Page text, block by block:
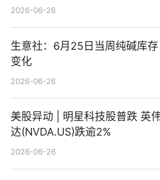
2026-06-26
生意社：6月25日当周纯碱库存
变化
2026-06-26
美股异动 | 明星科技股普跌 英
达(NVDA.US)跌逾2%
2026-06-26